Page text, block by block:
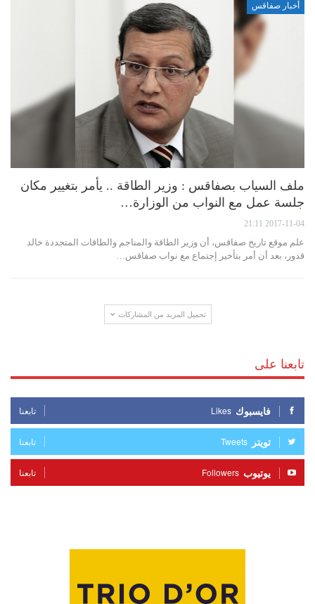
أخبار صفاقس
ملف السياب بصفاقس : وزير الطاقة .. يأمر بتغيير مكان
جلسة عمل مع النواب من الوزارة…
2017-11-04 21:11
علم موقع تاريخ صفاقس، أن وزير الطاقة والمناجم والطاقات المتجددة خالد
قدور، بعد أن أمر بتأخير إجتماع مع نواب صفاقس…
تحميل المزيد من المشاركات
تابعنا على
فايسبوك Likes تابعنا
تويتر Tweets تابعنا
يوتيوب Followers تابعنا